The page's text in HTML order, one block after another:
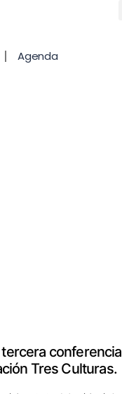
Agenda
conferencia
Tres Culturas.